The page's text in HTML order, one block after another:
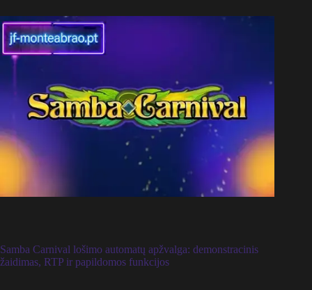
Samba Carnival lošimo automatų apžvalga: demonstracinis
žaidimas, RTP ir papildomos funkcijos